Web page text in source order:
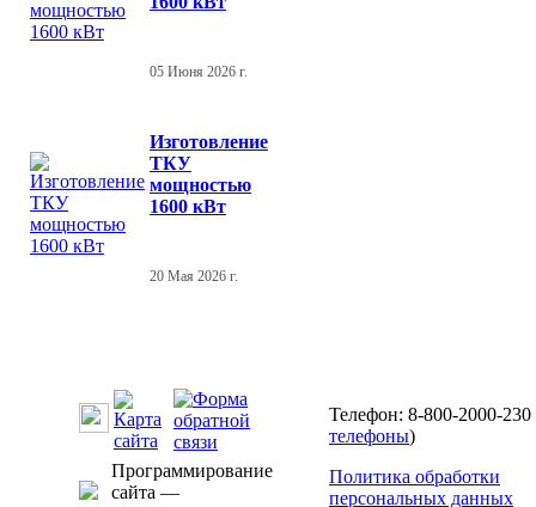
05 Июня 2026 г.
Изготовление
ТКУ
мощностью
1600 кВт
20 Мая 2026 г.
Программирование
сайта —
Телефон: 8-800-2000-230
телефоны)
Политика обработки
персональных данных